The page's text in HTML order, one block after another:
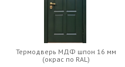
Термодверь МДФ шпон 16 мм
(окрас по RAL)